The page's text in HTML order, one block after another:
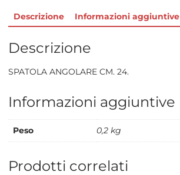
Descrizione Informazioni aggiuntive
Descrizione
SPATOLA ANGOLARE CM. 24.
Informazioni aggiuntive
Peso 0,2 kg
Prodotti correlati